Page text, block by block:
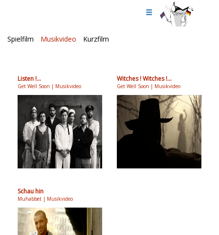
Spielfilm Musikvideo Kurzfilm
Listen !...
Get Well Soon | Musikvideo
Witches ! Witches !...
Get Well Soon | Musikvideo
Schau hin
Muhabbet | Musikvideo